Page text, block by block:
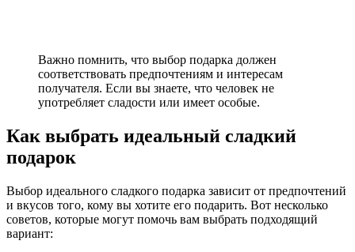
Важно помнить, что выбор подарка должен
соответствовать предпочтениям и интересам
получателя. Если вы знаете, что человек не
употребляет сладости или имеет особые.
Как выбрать идеальный сладкий
подарок
Выбор идеального сладкого подарка зависит от предпочтений
и вкусов того, кому вы хотите его подарить. Вот несколько
советов, которые могут помочь вам выбрать подходящий
вариант: